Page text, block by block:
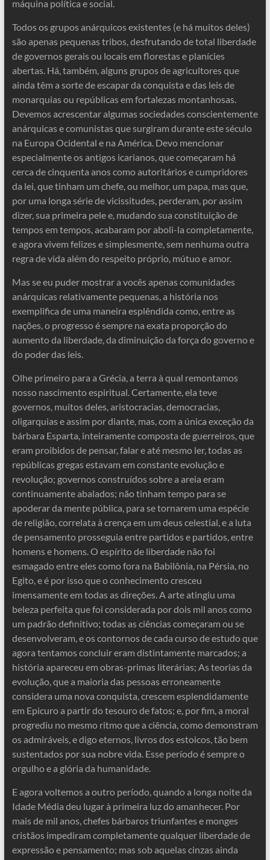
máquina política e social.
Todos os grupos anárquicos existentes (e há muitos deles)
são apenas pequenas tribos, desfrutando de total liberdade
de governos gerais ou locais em florestas e planícies
abertas. Há, também, alguns grupos de agricultores que
ainda têm a sorte de escapar da conquista e das leis de
monarquias ou repúblicas em fortalezas montanhosas.
Devemos acrescentar algumas sociedades conscientemente
anárquicas e comunistas que surgiram durante este século
na Europa Ocidental e na América. Devo mencionar
especialmente os antigos icarianos, que começaram há
cerca de cinquenta anos como autoritários e cumpridores
da lei, que tinham um chefe, ou melhor, um papa, mas que,
por uma longa série de vicissitudes, perderam, por assim
dizer, sua primeira pele e, mudando sua constituição de
tempos em tempos, acabaram por aboli-la completamente,
e agora vivem felizes e simplesmente, sem nenhuma outra
regra de vida além do respeito próprio, mútuo e amor.
Mas se eu puder mostrar a vocês apenas comunidades
anárquicas relativamente pequenas, a história nos
exemplifica de uma maneira esplêndida como, entre as
nações, o progresso é sempre na exata proporção do
aumento da liberdade, da diminuição da força do governo e
do poder das leis.
Olhe primeiro para a Grécia, a terra à qual remontamos
nosso nascimento espiritual. Certamente, ela teve
governos, muitos deles, aristocracias, democracias,
oligarquias e assim por diante, mas, com a única exceção da
bárbara Esparta, inteiramente composta de guerreiros, que
eram proibidos de pensar, falar e até mesmo ler, todas as
repúblicas gregas estavam em constante evolução e
revolução; governos construídos sobre a areia eram
continuamente abalados; não tinham tempo para se
apoderar da mente pública, para se tornarem uma espécie
de religião, correlata à crença em um deus celestial, e a luta
de pensamento prosseguia entre partidos e partidos, entre
homens e homens. O espírito de liberdade não foi
esmagado entre eles como fora na Babilônia, na Pérsia, no
Egito, e é por isso que o conhecimento cresceu
imensamente em todas as direções. A arte atingiu uma
beleza perfeita que foi considerada por dois mil anos como
um padrão definitivo; todas as ciências começaram ou se
desenvolveram, e os contornos de cada curso de estudo que
agora tentamos concluir eram distintamente marcados; a
história apareceu em obras-primas literárias; As teorias da
evolução, que a maioria das pessoas erroneamente
considera uma nova conquista, crescem esplendidamente
em Epicuro a partir do tesouro de fatos; e, por fim, a moral
progrediu no mesmo ritmo que a ciência, como demonstram
os admiráveis, e digo eternos, livros dos estoicos, tão bem
sustentados por sua nobre vida. Esse período é sempre o
orgulho e a glória da humanidade.
E agora voltemos a outro período, quando a longa noite da
Idade Média deu lugar à primeira luz do amanhecer. Por
mais de mil anos, chefes bárbaros triunfantes e monges
cristãos impediram completamente qualquer liberdade de
expressão e pensamento; mas sob aquelas cinzas ainda